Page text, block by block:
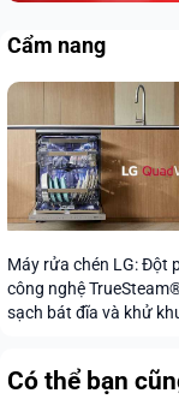
Cẩm nang
Máy rửa chén LG: Đột
công nghệ
sạch bát đĩa và khử
Có thể bạn